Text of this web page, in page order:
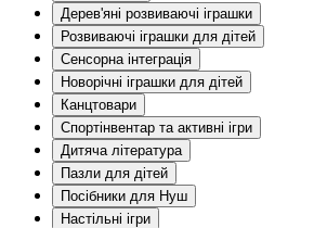
Дерев'яні розвиваючі іграшки
Розвиваючі іграшки для дітей
Сенсорна інтеграція
Новорічні іграшки для дітей
Канцтовари
Спортінвентар та активні ігри
Дитяча література
Пазли для дітей
Посібники для Нуш
Настільні ігри